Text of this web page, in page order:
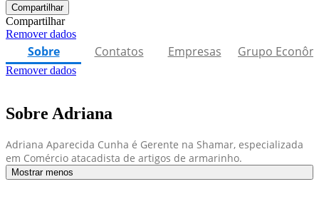
Compartilhar
Compartilhar
Remover dados
Sobre Contatos Empresas Grupo
Remover dados
Sobre Adriana
Adriana Aparecida Cunha é Gerente na Shamar, especializada
em Comércio atacadista de artigos de armarinho.
Mostrar menos